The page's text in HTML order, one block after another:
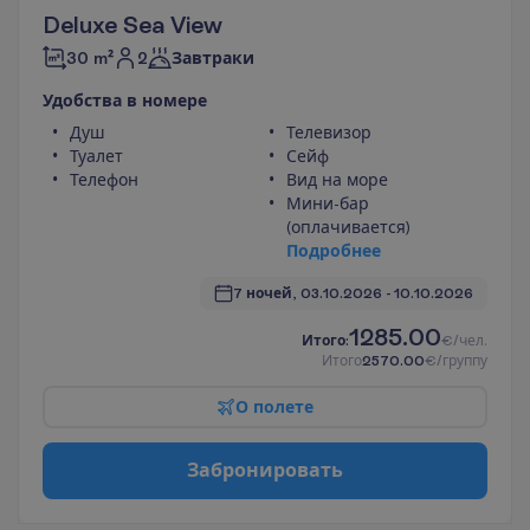
Deluxe Sea View
30 m² 2 Завтраки
Удобства в номере
Душ
Туалет
Телефон
Телевизор
Сейф
Вид на море
Мини-бар
(оплачивается)
Подробнее
7 ночей, 03.10.2026 - 10.10.2026
И того:1285.00€/чел.
Итого2570.00€/группу
О полете
Забронировать